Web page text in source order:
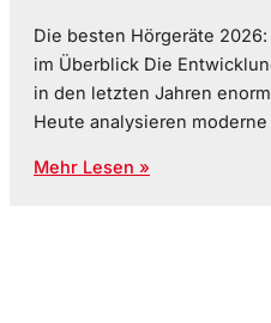
Die besten Hörgeräte
im Überblick Die
in den letzten Jahren
Heute analysieren
Mehr Lesen »